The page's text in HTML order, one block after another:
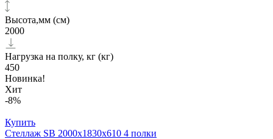
Высота,мм (см)
2000
Нагрузка на полку, кг (кг)
450
Новинка!
Хит
-8%
Купить
Стеллаж SB 2000x1830x610 4 полки